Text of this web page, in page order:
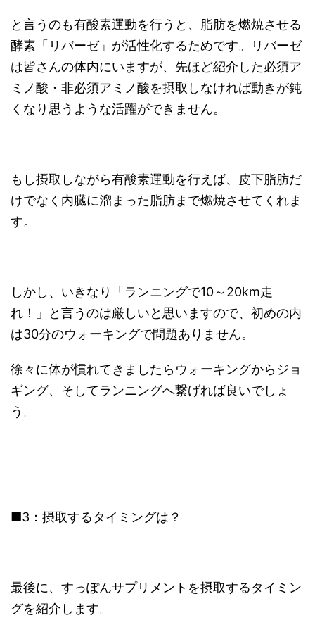
と言うのも有酸素運動を行うと、脂肪を燃焼させる
酵素「リバーゼ」が活性化するためです。リバーゼ
は皆さんの体内にいますが、先ほど紹介した必須ア
ミノ酸・非必須アミノ酸を摂取しなければ動きが鈍
くなり思うような活躍ができません。
もし摂取しながら有酸素運動を行えば、皮下脂肪だ
けでなく内臓に溜まった脂肪まで燃焼させてくれま
す。
しかし、いきなり「ランニングで10～20km走
れ！」と言うのは厳しいと思いますので、初めの内
は30分のウォーキングで問題ありません。
徐々に体が慣れてきましたらウォーキングからジョ
ギング、そしてランニングへ繋げれば良いでしょ
う。
■3：摂取するタイミングは？
最後に、すっぽんサプリメントを摂取するタイミン
グを紹介します。